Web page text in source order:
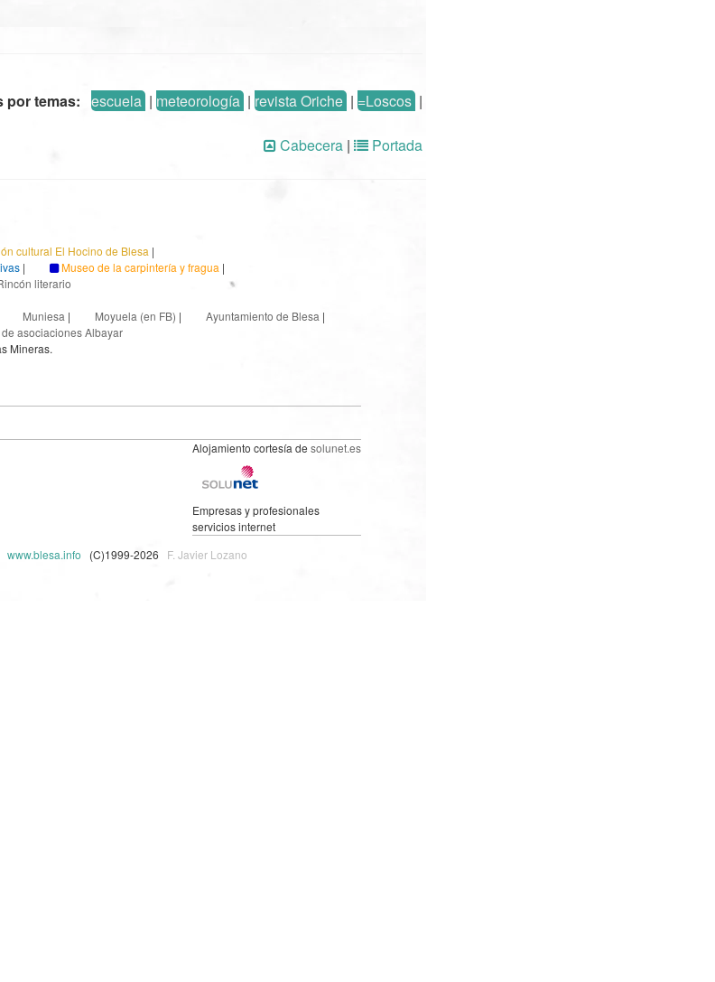
por temas: escuela | meteorología | revista Oriche | =Loscos |
Cabecera | Portada
cultural El Hocino de Blesa |
| Museo de la carpintería y fragua |
literario
Muniesa | Moyuela (en FB) | Ayuntamiento de Blesa |
asociaciones Albayar
Mineras.
Alojamiento cortesía de solunet.es
Empresas y profesionales
servicios internet
www.blesa.info (C)1999-2026 F. Javier Lozano